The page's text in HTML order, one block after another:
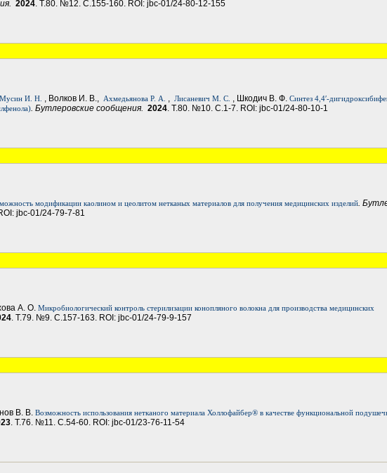
2024. Т.80. №12. С.155-160. ROI: jbc-01/24-80-12-155
Мусин И. Н. , Волков И. В., Ахмедьянова Р. А. , Лисаневич М. С. , Шкодич В. Ф. Синтез 4,4′-
. Бутлеровские сообщения. 2024. Т.80. №10. С.1-7. ROI: jbc-01/24-80-10-1
модификации каолином и цеолитом нетканых материалов для получения медицинских изделий.
jbc-01/24-79-7-81
А. О. Микробиологический контроль стерилизации конопляного волокна для производства медицинских
. Т.79. №9. С.157-163. ROI: jbc-01/24-79-9-157
В. В. Возможность использования нетканого материала Холлофайбер® в качестве функциональной
. Т.76. №11. С.54-60. ROI: jbc-01/23-76-11-54